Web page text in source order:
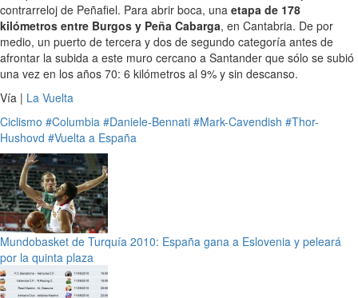
contrarreloj de Peñafiel. Para abrir boca, una etapa de 178
kilómetros entre Burgos y Peña Cabarga, en Cantabria. De por
medio, un puerto de tercera y dos de segundo categoría antes de
afrontar la subida a este muro cercano a Santander que sólo se subió
una vez en los años 70: 6 kilómetros al 9% y sin descanso.
Vía | La Vuelta
Ciclismo #Columbia #Daniele-Bennati #Mark-Cavendish #Thor-
Hushovd #Vuelta a España
Mundobasket de Turquía 2010: España gana a Eslovenia y peleará
por la quinta plaza